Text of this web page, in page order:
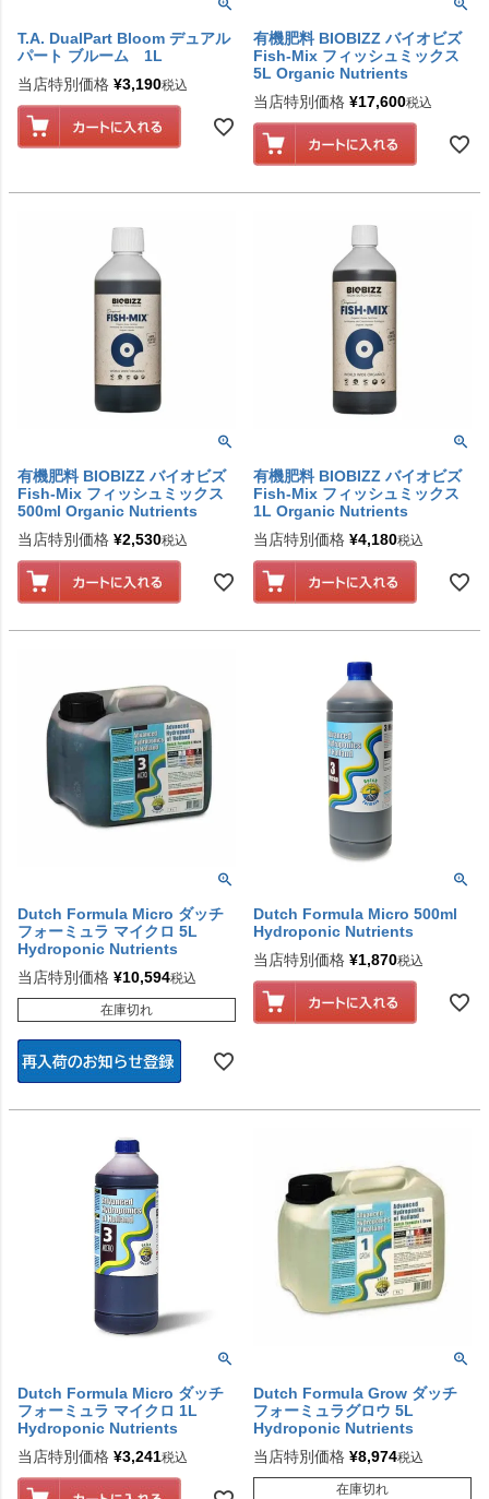
T.A. DualPart Bloom デュアル
パート ブルーム 1L
当店特別価格 ¥3,190税込
有機肥料 BIOBIZZ バイオビズ
Fish-Mix フィッシュミックス
5L Organic Nutrients
当店特別価格 ¥17,600税込
有機肥料 BIOBIZZ バイオビズ
Fish-Mix フィッシュミックス
500ml Organic Nutrients
当店特別価格 ¥2,530税込
有機肥料 BIOBIZZ バイオビズ
Fish-Mix フィッシュミックス
1L Organic Nutrients
当店特別価格 ¥4,180税込
Dutch Formula Micro ダッチ
フォーミュラ マイクロ 5L
Hydroponic Nutrients
当店特別価格 ¥10,594税込
在庫切れ
Dutch Formula Micro 500ml
Hydroponic Nutrients
当店特別価格 ¥1,870税込
Dutch Formula Micro ダッチ
フォーミュラ マイクロ 1L
Hydroponic Nutrients
当店特別価格 ¥3,241税込
Dutch Formula Grow ダッチ
フォーミュラグロウ 5L
Hydroponic Nutrients
当店特別価格 ¥8,974税込
在庫切れ